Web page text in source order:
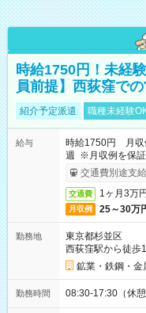
時給1750円！未経
員前提】西荻窪で
紹介予定派遣 職種未経験
給与
時給1750円 月収
週 ※月収例を保証
交通費別途支
交通費 1ヶ月3万
月収例 25～30万
勤務地
東京都杉並区
西荻窪駅から徒歩
鉱業・鉄鋼・金
勤務時間 08:30-17:30（休